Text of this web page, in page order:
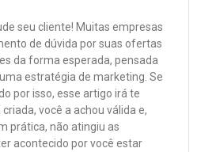
seu cliente! Muitas empresas
de dúvida por suas ofertas
da forma esperada, pensada
estratégia de marketing. Se
por isso, esse artigo irá te
você a achou válida e,
prática, não atingiu as
acontecido por você estar